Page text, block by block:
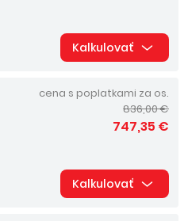
Kalkulovať
cena s poplatkami za os.
836,00 €
747,35 €
Kalkulovať